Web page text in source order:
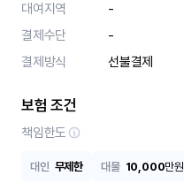
대여지역
-
결제수단
-
결제방식
선불결제
보험 조건
책임한도
대인 무제한 대물 10,000만원